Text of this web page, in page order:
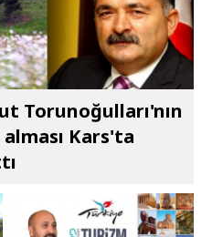
Torunoğulları'nın
Kars'ta